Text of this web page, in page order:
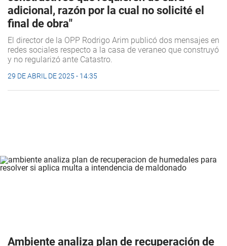
adicional, razón por la cual no solicité el
final de obra"
El director de la OPP Rodrigo Arim publicó dos mensajes en
redes sociales respecto a la casa de veraneo que construyó
y no regularizó ante Catastro.
29 DE ABRIL DE 2025 - 14:35
Ambiente analiza plan de recuperación de